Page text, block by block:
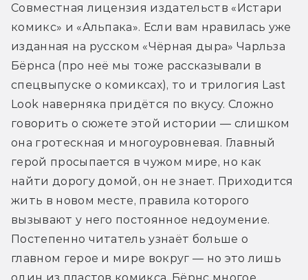
Совместная лицензия издательств «Истари
комикс» и «Альпака». Если вам нравилась уже
изданная на русском «Чёрная дыра» Чарльза
Бёрнса (про неё мы тоже рассказывали в
спецвыпуске о комиксах), то и трилогия Last
Look наверняка придётся по вкусу. Сложно
говорить о сюжете этой истории — слишком
она гротескная и многоуровневая. Главный
герой просыпается в чужом мире, но как
найти дорогу домой, он не знает. Приходится
жить в новом месте, правила которого
вызывают у него постоянное недоумение.
Постепенно читатель узнаёт больше о
главном герое и мире вокруг — но это лишь